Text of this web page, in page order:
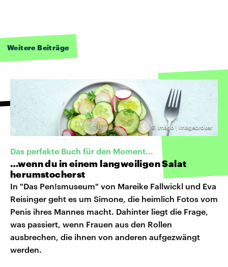
Weitere Beiträge
©Imago | imagebroker
Das perfekte Buch für den Moment...
…wenn du in einem langweiligen Salat
herumstocherst
In "Das Pen!smuseum" von Mareike Fallwickl und Eva
Reisinger geht es um Simone, die heimlich Fotos vom
Penis ihres Mannes macht. Dahinter liegt die Frage,
was passiert, wenn Frauen aus den Rollen
ausbrechen, die ihnen von anderen aufgezwängt
werden.